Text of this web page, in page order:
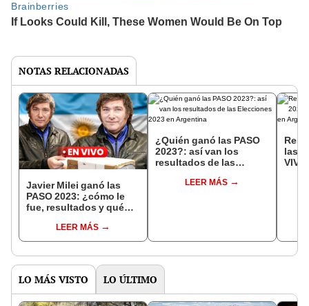
NOTAS RELACIONADAS
Javier Milei ganó las
PASO 2023: ¿cómo le
fue, resultados y qué
LEER MÁS
¿Quién ganó las PASO
2023?: así van los
resultados de las
ArgentinaLEER MÁS
las
LO MÁS VISTO LO ÚLTIMO